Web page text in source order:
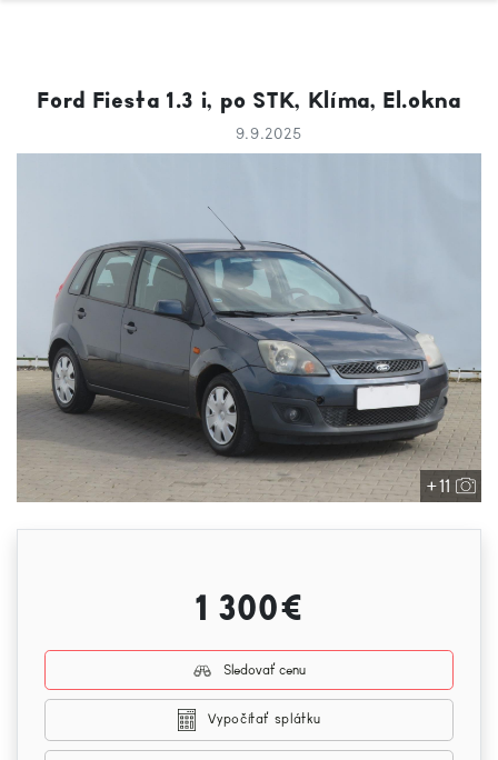
Ford Fiesta 1.3 i, po STK, Klíma, El.okna
9.9.2025
+11
1 300€
Sledovať cenu
Vypočítať splátku